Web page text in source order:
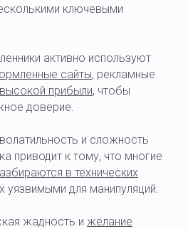
ключевыми
активно используют
сайты, рекламные
прибыли, чтобы
доверие.
и сложность
приводит к тому, что многие
в технических
уязвимыми для манипуляций.
жадность и желание